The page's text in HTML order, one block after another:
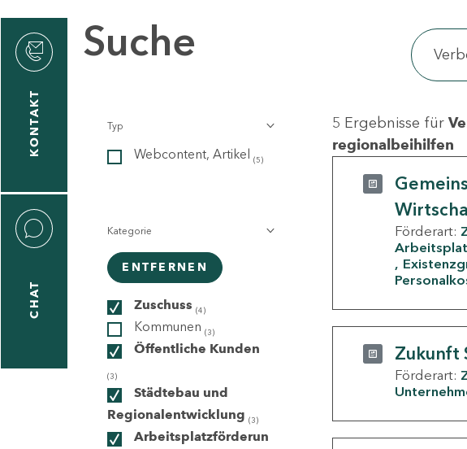
KONTAKT
CHAT
Suche
Typ
Webcontent, Artikel (5)
Kategorie
ENTFERNEN
Zuschuss (4)
Kommunen (3)
Öffentliche Kunden
(3)
Städtebau und
Regionalentwicklung (3)
Arbeitsplatzförderun
5 Ergebnisse für
regionalbeihilfen
Förderart:
Zukunft
Förderart: